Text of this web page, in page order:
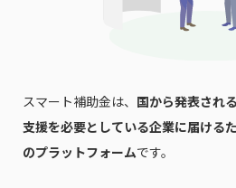
スマート補助金は、 国から発表され
支援を必要としている企業に届ける
のプラットフォームです。